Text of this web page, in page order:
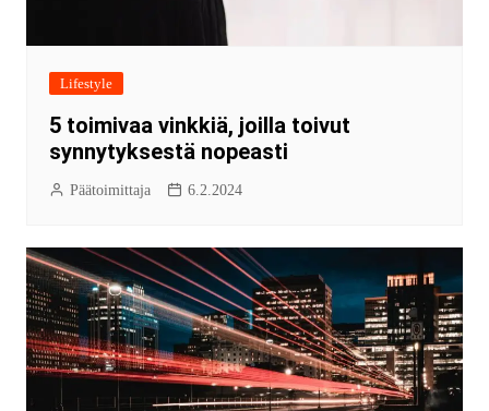
Lifestyle
5 toimivaa vinkkiä, joilla toivut
synnytyksestä nopeasti
Päätoimittaja 6.2.2024